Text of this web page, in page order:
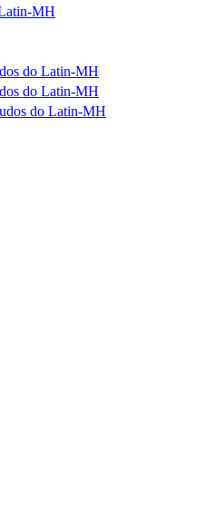
MH
do Latin-MH
do Latin-MH
do Latin-MH